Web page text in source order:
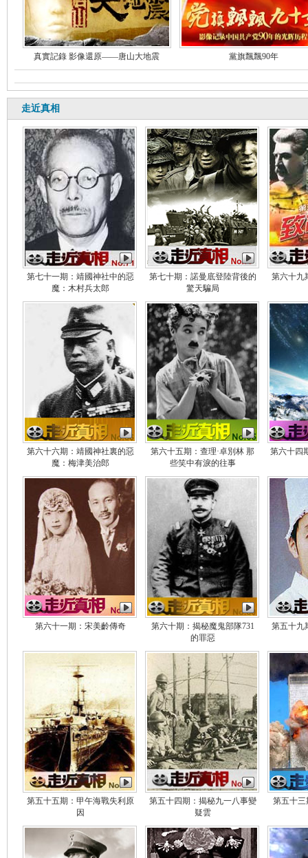
真實記錄 影像還原——唐山大地震 黨旗飄飄90年
走近真相
第七十一期：靖國神社中的惡
魔：木村兵太郎
第七十期：諾曼底登陸背後的
驚天騙局
第六十九
第六十六期：靖國神社裏的惡
魔：梅津美治郎
第六十五期：查理·卓別林 那
些笑中有淚的往事
第六十四
第六十一期：宋美齡傳奇
第六十期：揭秘魔鬼部隊731
的罪惡
第五十九
第五十五期：甲午海戰失利原
因
第五十四期：揭秘九一八事變
疑雲
第五十三